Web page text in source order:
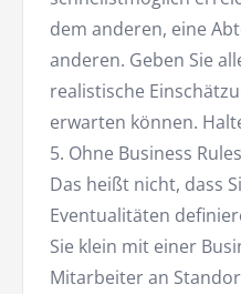
dem anderen, eine
anderen. Geben Sie
realistische
erwarten können.
5. Ohne Business
Das heißt nicht, dass
Eventualitäten
Sie klein mit einer
Mitarbeiter an